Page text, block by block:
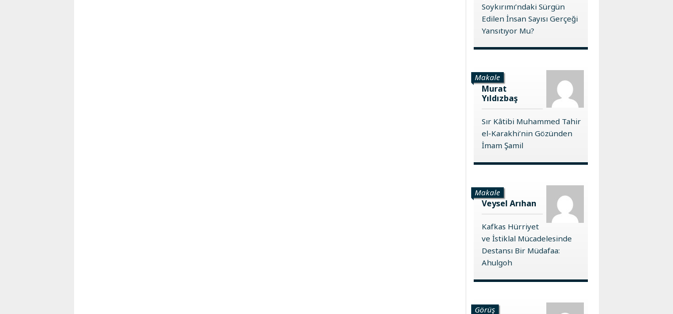
Soykırımı’ndaki Sürgün
Edilen İnsan Sayısı Gerçeği
Yansıtıyor Mu?
Makale
Murat
Yıldızbaş
Sır Kâtibi Muhammed Tahir
el-Karakhi’nin Gözünden
İmam Şamil
Makale
Veysel Arıhan
Kafkas Hürriyet
ve İstiklal Mücadelesinde
Destansı Bir Müdafaa:
Ahulgoh
Görüş